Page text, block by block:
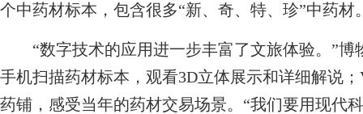
个中药材标本，包含很多“新、奇、特、珍”中药材
“数字技术的应用进一步丰富了文旅体验。”博
手机扫描药材标本，观看3D立体展示和详细解说
药铺，感受当年的药材交易场景。“我们要用现代